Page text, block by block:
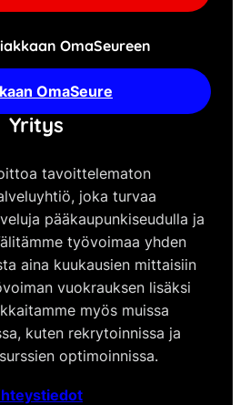
OmaSeureen
OmaSeure
Yritys
tavoittelematon
joka turvaa
pääkaupunkiseudulla ja
työvoimaa yhden
aina kuukausien mittaisiin
vuokrauksen lisäksi
myös muissa
kuten rekrytoinnissa ja
optimoinnissa.